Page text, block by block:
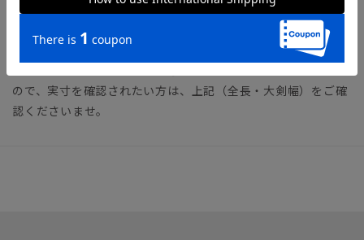
す。予めご了承下さいませ。
※「カートに入れる」ボタン左側の数字「1 (2,3…)」、カート
内画面にて表示される「サイズ:1 (2,3…)」については、サイ
ので、実寸を確認されたい方は、上記（全長・大剣幅）をご確
認くださいませ。